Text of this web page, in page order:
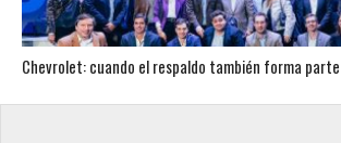
Chevrolet: cuando el respaldo también forma